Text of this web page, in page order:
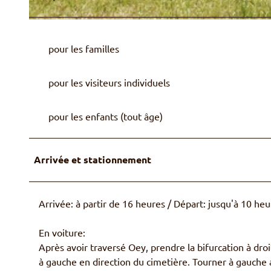
pour les familles
pour les visiteurs individuels
pour les enfants (tout âge)
Arrivée et stationnement
Arrivée: à partir de 16 heures / Départ: jusqu'à 10
En voiture:
Après avoir traversé Oey, prendre la bifurcation à
à gauche en direction du cimetière. Tourner à